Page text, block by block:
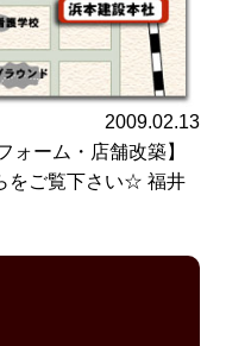
2009.02.13
ォーム・店舗改築】
をご覧下さい☆ 福井